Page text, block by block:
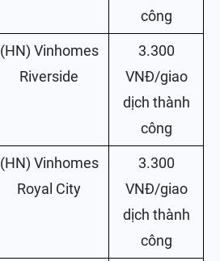
công
(HN) Vinhomes
Riverside
3.300
VNĐ/giao
dịch thành
công
(HN) Vinhomes
Royal City
3.300
VNĐ/giao
dịch thành
công